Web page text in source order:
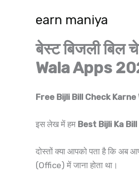
earn maniya
बेस्ट बिजली
Wala Apps
Free Bijli Bill Check Karne
इस लेख में हम Best Bijli Ka
दोस्तों क्या आपको पता है कि अब
(Office) में जाना होता था।